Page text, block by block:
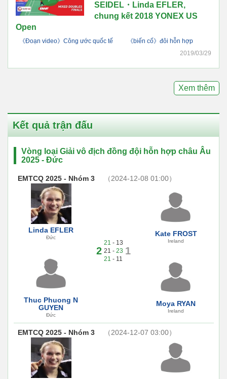
SEIDEL・Linda EFLER,
chung kết 2018 YONEX US
Open
《Đoạn video》Công ước quốc tế
《biến cố》đôi hỗn hợp
2019/03/29
Xem thêm
Kết quả trận đấu
Vòng loại Giải vô địch đồng đội hỗn hợp châu Âu
2025 - Đức
EMTCQ 2025 - Nhóm 3 （2024-12-08 01:00）
Linda EFLER
Đức
Thuc Phuong N
GUYEN
Đức
2
21 - 13
21 - 23
21 - 11
1
Kate FROST
Ireland
Moya RYAN
Ireland
EMTCQ 2025 - Nhóm 3 （2024-12-07 03:00）